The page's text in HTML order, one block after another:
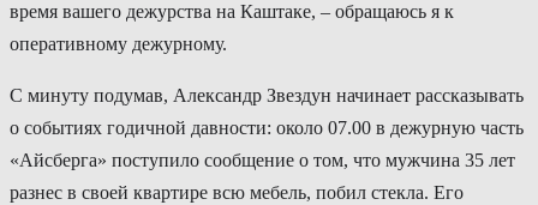
время вашего дежурства на Каштаке, – обращаюсь я к
оперативному дежурному.
С минуту подумав, Александр Звездун начинает рассказывать
о событиях годичной давности: около 07.00 в дежурную часть
«Айсберга» поступило сообщение о том, что мужчина 35 лет
разнес в своей квартире всю мебель, побил стекла. Его